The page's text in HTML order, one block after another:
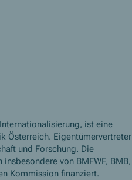
ist eine
Österreich. Eigentümervertreter
und Forschung. Die
von BMFWF, BMB,
Kommission finanziert.